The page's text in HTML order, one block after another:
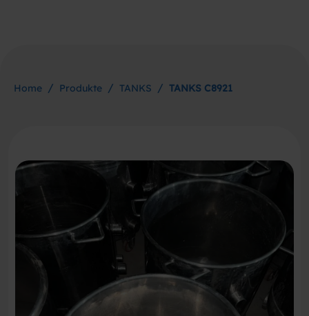
Home / Produkte / TANKS / TANKS C8921